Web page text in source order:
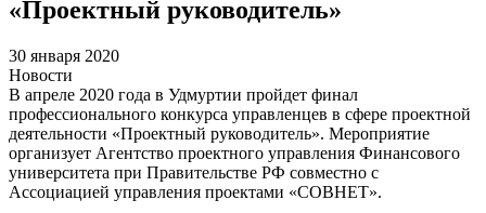
«Проектный руководитель»
30 января 2020
Новости
В апреле 2020 года в Удмуртии пройдет финал
профессионального конкурса управленцев в сфере проектной
деятельности «Проектный руководитель». Мероприятие
организует Агентство проектного управления Финансового
университета при Правительстве РФ совместно с
Ассоциацией управления проектами «СОВНЕТ».